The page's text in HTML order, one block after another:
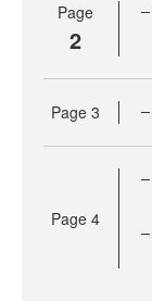
Page
2
Page 3
Page 4